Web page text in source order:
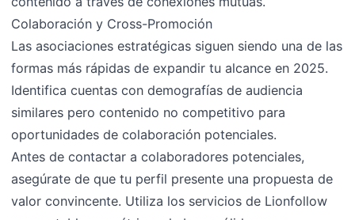
Colaboración y Cross-Promoción
Las asociaciones estratégicas siguen siendo una de las
formas más rápidas de expandir tu alcance en 2025.
Identifica cuentas con demografías de audiencia
similares pero contenido no competitivo para
oportunidades de colaboración potenciales.
Antes de contactar a colaboradores potenciales,
asegúrate de que tu perfil presente una propuesta de
valor convincente. Utiliza los servicios de Lionfollow